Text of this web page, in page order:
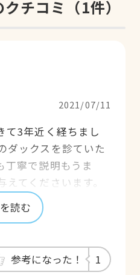
チコミ （1件）
2021/07/11
て3年近く経ちまし
ダックスを診ていた
丁寧で説明もうま
てくださいます。
られ、それを選択す
りとしたインフォー
とができます。トリ
世話になっており、
読む
参考になった！ 1